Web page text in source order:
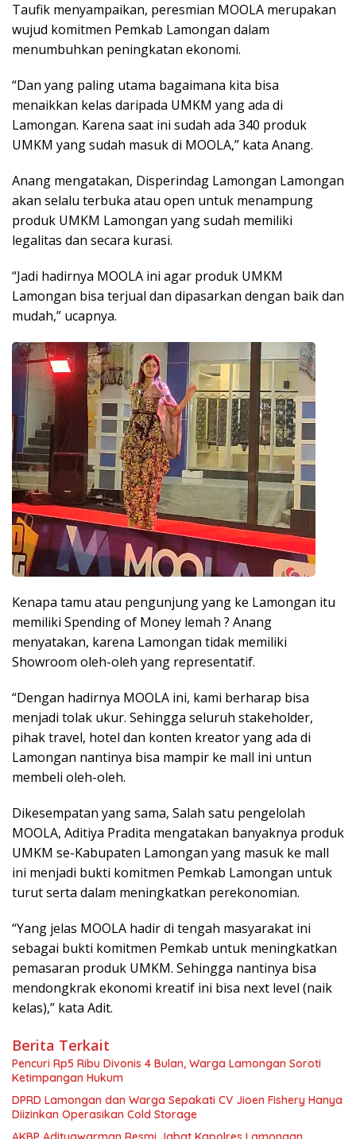
Taufik menyampaikan, peresmian MOOLA merupakan
wujud komitmen Pemkab Lamongan dalam
menumbuhkan peningkatan ekonomi.
“Dan yang paling utama bagaimana kita bisa
menaikkan kelas daripada UMKM yang ada di
Lamongan. Karena saat ini sudah ada 340 produk
UMKM yang sudah masuk di MOOLA,” kata Anang.
Anang mengatakan, Disperindag Lamongan Lamongan
akan selalu terbuka atau open untuk menampung
produk UMKM Lamongan yang sudah memiliki
legalitas dan secara kurasi.
“Jadi hadirnya MOOLA ini agar produk UMKM
Lamongan bisa terjual dan dipasarkan dengan baik dan
mudah,” ucapnya.
Kenapa tamu atau pengunjung yang ke Lamongan itu
memiliki Spending of Money lemah ? Anang
menyatakan, karena Lamongan tidak memiliki
Showroom oleh-oleh yang representatif.
“Dengan hadirnya MOOLA ini, kami berharap bisa
menjadi tolak ukur. Sehingga seluruh stakeholder,
pihak travel, hotel dan konten kreator yang ada di
Lamongan nantinya bisa mampir ke mall ini untun
membeli oleh-oleh.
Dikesempatan yang sama, Salah satu pengelolah
MOOLA, Aditiya Pradita mengatakan banyaknya produk
UMKM se-Kabupaten Lamongan yang masuk ke mall
ini menjadi bukti komitmen Pemkab Lamongan untuk
turut serta dalam meningkatkan perekonomian.
“Yang jelas MOOLA hadir di tengah masyarakat ini
sebagai bukti komitmen Pemkab untuk meningkatkan
pemasaran produk UMKM. Sehingga nantinya bisa
mendongkrak ekonomi kreatif ini bisa next level (naik
kelas),” kata Adit.
Berita Terkait
Pencuri Rp5 Ribu Divonis 4 Bulan, Warga Lamongan Soroti
Ketimpangan Hukum
DPRD Lamongan dan Warga Sepakati CV Jioen Fishery Hanya
Diizinkan Operasikan Cold Storage